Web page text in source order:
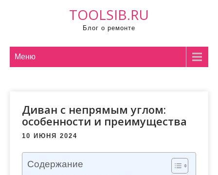
TOOLSIB.RU
Блог о ремонте
Меню
Диван с непрямым углом:
особенности и преимущества
10 ИЮНЯ 2024
Содержание